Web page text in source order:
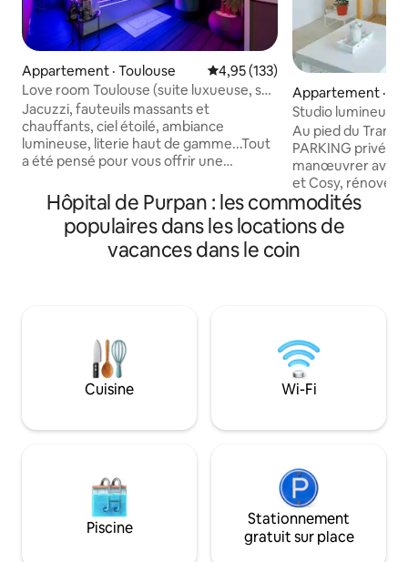
Appartement · Toulouse Note moyenne de 4,95 sur 5,
4,95 (133)
Love room Toulouse (suite luxueuse, spa
privatif)
Jacuzzi, fauteuils massants et
chauffants, ciel étoilé, ambiance
lumineuse, literie haut de gamme...Tout
a été pensé pour vous offrir une
détente garanti ! Des options
supplémentaires sont disponibles sur
demande pour rendre votre séjour
encore plus agréable.. Situé dans le
Appartement ·
Studio lumineux
"Zénith"
Au pied du Tram
PARKING privé
manœuvrer avec
et Cosy, rénové,
lumineuse grâce
vitrée. Ce studio dispose d'une cuisine
équipée, d'une
places et d'un lit
de sport,
recharge
Hôpital de Purpan : les commodités
populaires dans les locations de
vacances dans le coin
Cuisine Wi-Fi
Piscine
Stationnement
gratuit sur place